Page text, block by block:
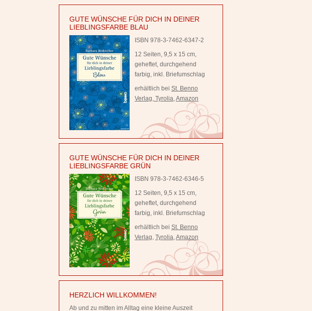
GUTE WÜNSCHE FÜR DICH IN DEINER
LIEBLINGSFARBE BLAU
ISBN 978-3-7462-6347-2
12 Seiten, 9,5 x 15 cm,
geheftet, durchgehend
farbig, inkl. Briefumschlag
erhältlich bei St. Benno
Verlag, Tyrolia,Amazon
GUTE WÜNSCHE FÜR DICH IN DEINER
LIEBLINGSFARBE GRÜN
ISBN 978-3-7462-6346-5
12 Seiten, 9,5 x 15 cm,
geheftet, durchgehend
farbig, inkl. Briefumschlag
erhältlich bei St. Benno
Verlag, Tyrolia,Amazon
HERZLICH WILLKOMMEN!
Ab und zu mitten im Alltag eine kleine Auszeit